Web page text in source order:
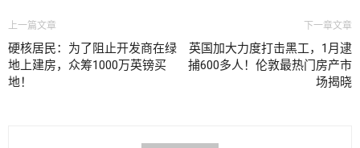
上一篇文章
硬核居民：为了阻止开发商在绿
地上建房，众筹1000万英镑买
地！
下一章文章
英国加大力度打击黑工，1月逮
捕600多人！伦敦最热门房产市
场揭晓